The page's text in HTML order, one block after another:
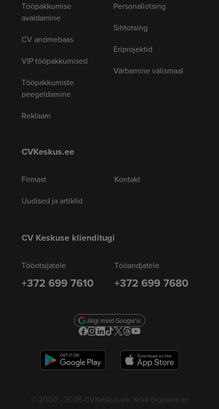
Tööpakkumise
avaldamine
CV andmebaas
VIP tööpakkumised
Tööpakkumiste
peegeldamine
Reklaam
Personaliotsing
Sihtotsing
Eriprojektid
Värbamine välismaal
CVKeskus.ee
Firmast
Uudised ja artiklid
Kontakt
CV Keskuse klienditugi
Tööotsijatele
+372 699 7610
Tööandjatele
+372 699 7680
Jälgi meid Google'is
© 2000 - 2026 CVKeskus.ee. Kõik õigused on